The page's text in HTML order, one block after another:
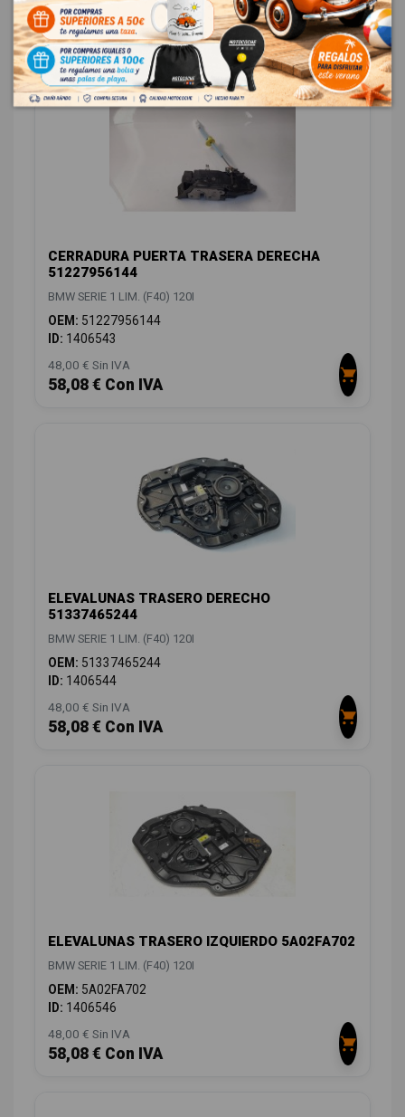
48,00 € Sin IVA
58,08 € Con IVA
CERRADURA PUERTA TRASERA DERECHA
51227956144
BMW SERIE 1 LIM. (F40) 120I
OEM: 51227956144
ID: 1406543
48,00 € Sin IVA
58,08 € Con IVA
ELEVALUNAS TRASERO DERECHO
51337465244
BMW SERIE 1 LIM. (F40) 120I
OEM: 51337465244
ID: 1406544
48,00 € Sin IVA
58,08 € Con IVA
ELEVALUNAS TRASERO IZQUIERDO 5A02FA702
BMW SERIE 1 LIM. (F40) 120I
OEM: 5A02FA702
ID: 1406546
48,00 € Sin IVA
58,08 € Con IVA